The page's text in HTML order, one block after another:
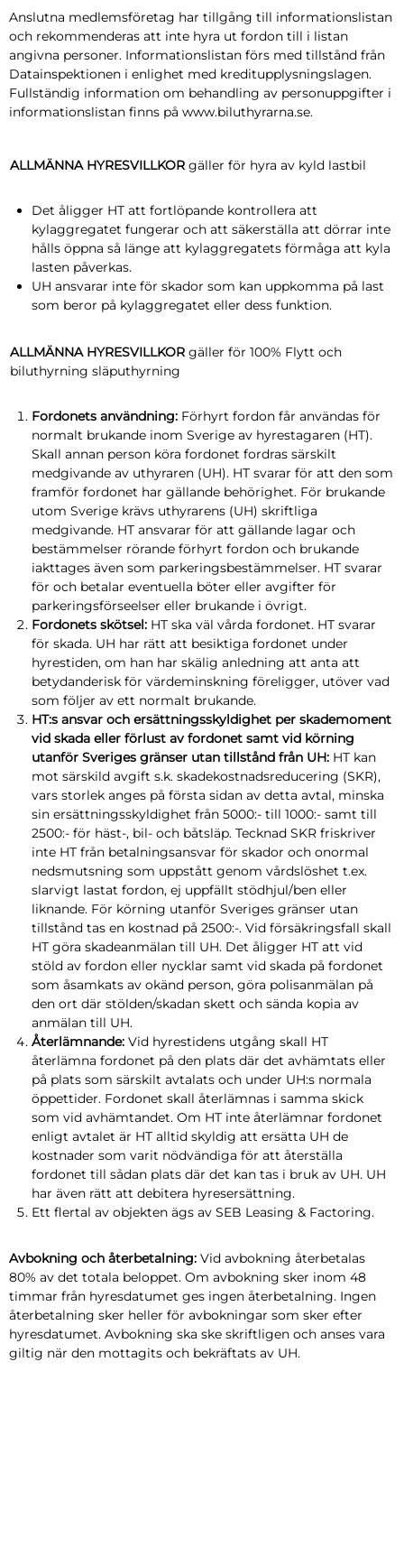
Anslutna medlemsföretag har tillgång till informationslistan
och rekommenderas att inte hyra ut fordon till i listan
angivna personer. Informationslistan förs med tillstånd från
Datainspektionen i enlighet med kreditupplysningslagen.
Fullständig information om behandling av personuppgifter i
informationslistan finns på www.biluthyrarna.se.
ALLMÄNNA HYRESVILLKOR gäller för hyra av kyld lastbil
Det åligger HT att fortlöpande kontrollera att
kylaggregatet fungerar och att säkerställa att dörrar inte
hålls öppna så länge att kylaggregatets förmåga att kyla
lasten påverkas.
UH ansvarar inte för skador som kan uppkomma på last
som beror på kylaggregatet eller dess funktion.
ALLMÄNNA HYRESVILLKOR gäller för 100% Flytt och
biluthyrning släputhyrning
Fordonets användning: Förhyrt fordon får användas för
normalt brukande inom Sverige av hyrestagaren (HT).
Skall annan person köra fordonet fordras särskilt
medgivande av uthyraren (UH). HT svarar för att den som
framför fordonet har gällande behörighet. För brukande
utom Sverige krävs uthyrarens (UH) skriftliga
medgivande. HT ansvarar för att gällande lagar och
bestämmelser rörande förhyrt fordon och brukande
iakttages även som parkeringsbestämmelser. HT svarar
för och betalar eventuella böter eller avgifter för
parkeringsförseelser eller brukande i övrigt.
Fordonets skötsel: HT ska väl vårda fordonet. HT svarar
för skada. UH har rätt att besiktiga fordonet under
hyrestiden, om han har skälig anledning att anta att
betydanderisk för värdeminskning föreligger, utöver vad
som följer av ett normalt brukande.
HT:s ansvar och ersättningsskyldighet per skademoment
vid skada eller förlust av fordonet samt vid körning
utanför Sveriges gränser utan tillstånd från UH: HT kan
mot särskild avgift s.k. skadekostnadsreducering (SKR),
vars storlek anges på första sidan av detta avtal, minska
sin ersättningsskyldighet från 5000:- till 1000:- samt till
2500:- för häst-, bil- och båtsläp. Tecknad SKR friskriver
inte HT från betalningsansvar för skador och onormal
nedsmutsning som uppstått genom vårdslöshet t.ex.
slarvigt lastat fordon, ej uppfällt stödhjul/ben eller
liknande. För körning utanför Sveriges gränser utan
tillstånd tas en kostnad på 2500:-. Vid försäkringsfall skall
HT göra skadeanmälan till UH. Det åligger HT att vid
stöld av fordon eller nycklar samt vid skada på fordonet
som åsamkats av okänd person, göra polisanmälan på
den ort där stölden/skadan skett och sända kopia av
anmälan till UH.
Återlämnande: Vid hyrestidens utgång skall HT
återlämna fordonet på den plats där det avhämtats eller
på plats som särskilt avtalats och under UH:s normala
öppettider. Fordonet skall återlämnas i samma skick
som vid avhämtandet. Om HT inte återlämnar fordonet
enligt avtalet är HT alltid skyldig att ersätta UH de
kostnader som varit nödvändiga för att återställa
fordonet till sådan plats där det kan tas i bruk av UH. UH
har även rätt att debitera hyresersättning.
Ett flertal av objekten ägs av SEB Leasing & Factoring.
Avbokning och återbetalning: Vid avbokning återbetalas
80% av det totala beloppet. Om avbokning sker inom 48
timmar från hyresdatumet ges ingen återbetalning. Ingen
återbetalning sker heller för avbokningar som sker efter
hyresdatumet. Avbokning ska ske skriftligen och anses vara
giltig när den mottagits och bekräftats av UH.